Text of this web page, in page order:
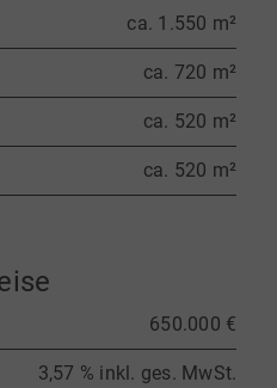
ca. 1.550 m²
ca. 720 m²
ca. 520 m²
ca. 520 m²
650.000 €
3,57 % inkl. ges. MwSt.